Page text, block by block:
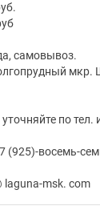
самовывоз.
мкр.
по
(925)-восемь-
laguna-msk. com